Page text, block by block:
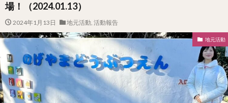
場！（2024.01.13）
2024年1月13日 地元活動, 活動報告
地元活動